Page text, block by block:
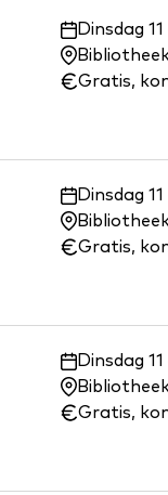
Waar
en
wanneer:
Dinsdag
Gratis,
Waar
en
wanneer:
Dinsdag
Gratis,
Waar
en
wanneer:
Dinsdag
Gratis,